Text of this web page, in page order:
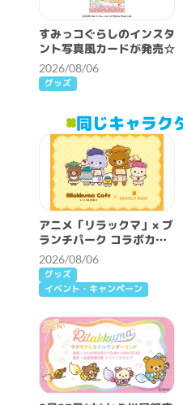
すみっコぐらしのインスタ
ント写真風カードが発売☆
2026/08/06
グッズ
同じキャラク
アニメ「リラックマ」× ブ
ランチパーク コラボカフ
ェ開催決定！
2026/08/06
グッズ
イベント・キャンペーン